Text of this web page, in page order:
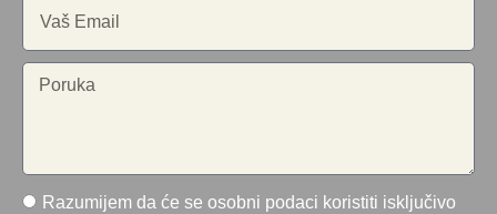
Razumijem da će se osobni podaci koristiti isključivo